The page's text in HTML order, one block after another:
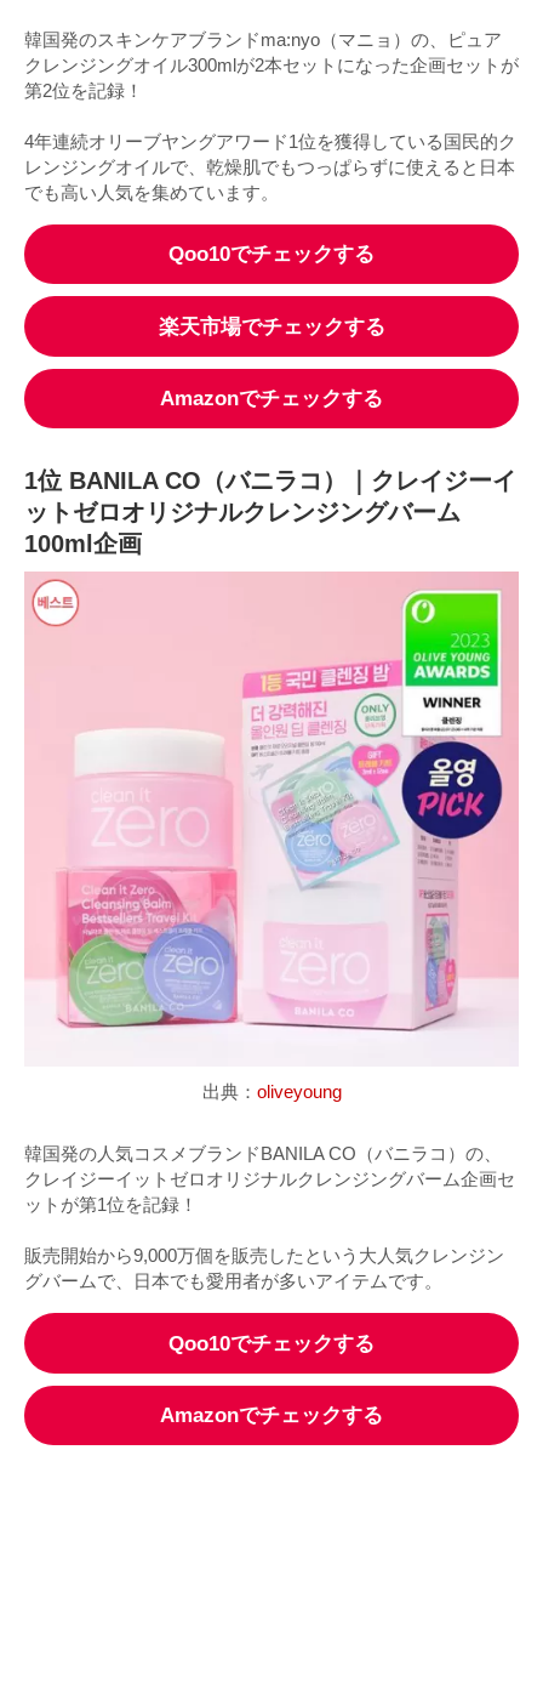
韓国発のスキンケアブランドma:nyo（マニョ）の、ピュア
クレンジングオイル300mlが2本セットになった企画セットが
第2位を記録！
4年連続オリーブヤングアワード1位を獲得している国民的ク
レンジングオイルで、乾燥肌でもつっぱらずに使えると日本
でも高い人気を集めています。
Qoo10でチェックする
楽天市場でチェックする
Amazonでチェックする
1位 BANILA CO（バニラコ）｜クレイジーイ
ットゼロオリジナルクレンジングバーム
100ml企画
出典： oliveyoung
韓国発の人気コスメブランドBANILA CO（バニラコ）の、
クレイジーイットゼロオリジナルクレンジングバーム企画セ
ットが第1位を記録！
販売開始から9,000万個を販売したという大人気クレンジン
グバームで、日本でも愛用者が多いアイテムです。
Qoo10でチェックする
Amazonでチェックする